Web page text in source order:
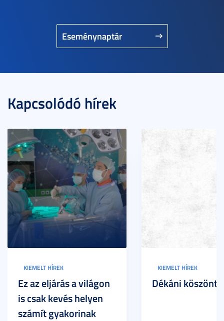
Eseménynaptár
Kapcsolódó hírek
KIEMELT HÍREK
Ez az eljárás a világon
is csak kevés helyen
számít gyakorinak
KIEMELT HÍREK
Dékáni köszöntő